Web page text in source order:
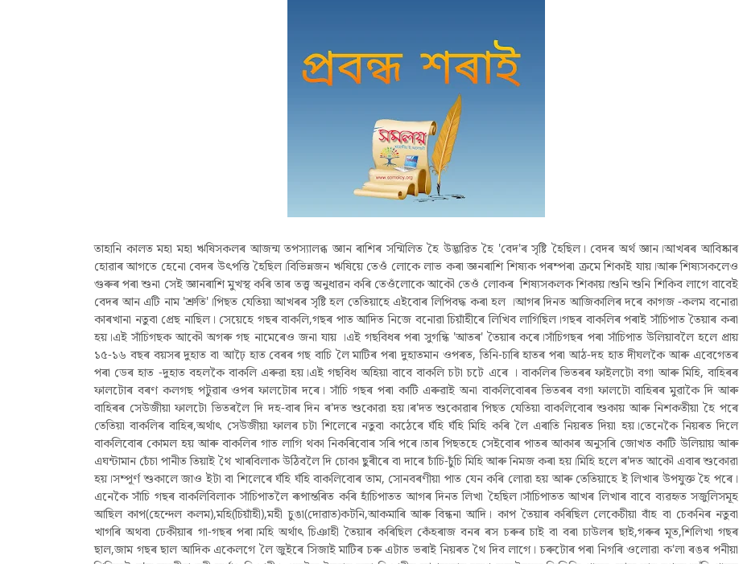
তাহানি কালত মহা মহা ঋষিসকলৰ আজন্ম তপস্যালব্ধ জ্ঞান ৰাশিৰ সন্মিলিত হৈ উদ্ভাৱিত হৈ 'বেদ'ৰ সৃষ্টি হৈছিল। বেদৰ অৰ্থ জ্ঞান।আখৰৰ আবিষ্কাৰ
হোৱাৰ আগতে হেনো বেদৰ উৎপত্তি হৈছিল।বিভিন্নজন ঋষিয়ে তেওঁ লোকে লাভ কৰা জ্ঞনৰাশি শিষ্যক পৰম্পৰা ক্ৰমে শিকাই যায়।আৰু শিষ্যসকলেও
গুৰুৰ পৰা শুনা সেই জ্ঞানৰাশি মুখস্থ কৰি তাৰ তত্ত্ব অনুধাৱন কৰি তেওঁলোকে আকৌ তেওঁ লোকৰ শিষ্যসকলক শিকায়।শুনি শুনি শিকিব লাগে বাবেই
বেদৰ আন এটি নাম 'শ্ৰুতি'।পিছত যেতিয়া আখৰৰ সৃষ্টি হল তেতিয়াহে এইবোৰ লিপিবদ্ধ কৰা হল ।আগৰ দিনত আজিকালিৰ দৰে কাগজ -কলম বনোৱা
কাৰখানা নতুবা প্ৰেছ নাছিল। সেয়েহে গছৰ বাকলি,গছৰ পাত আদিত নিজে বনোৱা চিয়াঁহীৰে লিখিব লাগিছিল।গছৰ বাকলিৰ পৰাই সাঁচিপাত তৈয়াৰ কৰা
হয়।এই সাঁচিগছক আকৌ অগৰু গছ নামেৰেও জনা যায় ।এই গছবিধৰ পৰা সুগন্ধি 'আতৰ' তৈয়াৰ কৰে।সাঁচিগছৰ পৰা সাঁচিপাত উলিয়াবলৈ হলে প্ৰায়
১৫-১৬ বছৰ বয়সৰ দুহাত বা আঢ়ৈ হাত বেৰৰ গছ বাচি লৈ মাটিৰ পৰা দুহাতমান ওপৰত, তিনি-চাৰি হাতৰ পৰা আঠ-দহ হাত দীঘলকৈ আৰু এবেগেতৰ
পৰা ডেৰ হাত -দুহাত বহলকৈ বাকলি এৰুৱা হয়।এই গছবিধ অহিয়া বাবে বাকলি চটা চটে এৰে । বাকলিৰ ভিতৰৰ ফাইলটো বগা আৰু মিহি, বাহিৰৰ
ফালটোৰ বৰণ কলগছ পটুৱাৰ ওপৰ ফালটোৰ দৰে। সাঁচি গছৰ পৰা কাটি এৰুৱাই অনা বাকলিবোৰৰ ভিতৰৰ বগা ফালটো বাহিৰৰ মুৱাকৈ দি আৰু
বাহিৰৰ সেউজীয়া ফালটো ভিতৰলৈ দি দহ-বাৰ দিন ৰ'দত শুকোৱা হয়।ৰ'দত শুকোৱাৰ পিছত যেতিয়া বাকলিবোৰ শুকায় আৰু নিশকতীয়া হৈ পৰে
তেতিয়া বাকলিৰ বাহিৰ,অৰ্থাৎ সেউজীয়া ফালৰ চটা শিলেৰে নতুবা কাঠেৰে ঘঁহি ঘঁহি মিহি কৰি লৈ এৰাতি নিয়ৰত দিয়া হয়।তেনেকৈ নিয়ৰত দিলে
বাকলিবোৰ কোমল হয় আৰু বাকলিৰ গাত লাগি থকা নিকৰিবোৰ সৰি পৰে।তাৰ পিছতহে সেইবোৰ পাতৰ আকাৰ অনুসৰি জোখত কাটি উলিয়ায় আৰু
এঘন্টামান চেঁচা পানীত তিয়াই থৈ খাৰবিলাক উঠিবলৈ দি চোকা ছুৰীৰে বা দাৰে চাঁচি-চুঁচি মিহি আৰু নিমজ কৰা হয়।মিহি হলে ৰ'দত আকৌ এবাৰ শুকোৱা
হয়।সম্পূৰ্ণ শুকালে জাও ইটা বা শিলেৰে ঘঁহি ঘঁহি বাকলিবোৰ তাম, সোনবৰণীয়া পাত যেন কৰি লোৱা হয় আৰু তেতিয়াহে ই লিখাৰ উপযুক্ত হৈ পৰে।
এনেকৈ সাঁচি গছৰ বাকলিবিলাক সাঁচিপাতলৈ ৰূপান্তৰিত কৰি হাঁচিপাতত আগৰ দিনত লিখা হৈছিল।সাঁচিপাতত আখৰ লিখাৰ বাবে ব্যৱহৃত সজুলিসমূহ
আছিল কাপ(হেন্দেল কলম),মহি(চিয়াঁহী),মহী চুঙা(দোৱাত)কটনি,আকমাৰি আৰু বিন্ধনা আদি। কাপ তৈয়াৰ কৰিছিল লেকেচীয়া বাঁহ বা চেকনিৰ নতুবা
খাগৰি‌ অথবা ঢেকীয়াৰ গা-গছৰ পৰা।মহি অৰ্থাৎ চিঞাহী তৈয়াৰ কৰিছিল কেঁহৰাজ বনৰ ৰস চৰুৰ চাই বা বৰা চাউলৰ ছাই,গৰুৰ মূত,শিলিখা গছৰ
ছাল,জাম গছৰ ছাল আদিক একেলগে লৈ জুইৰে সিজাই মাটিৰ চৰু এটাত ভৰাই নিয়ৰত থৈ দিব লাগে। চৰুটোৰ পৰা নিগৰি ওলোৱা ক'লা ৰঙৰ পনীয়া